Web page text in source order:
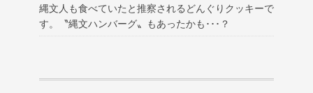
縄文人も食べていたと推察されるどんぐりクッキーで
す。〝縄文ハンバーグ〟もあったかも･･･？